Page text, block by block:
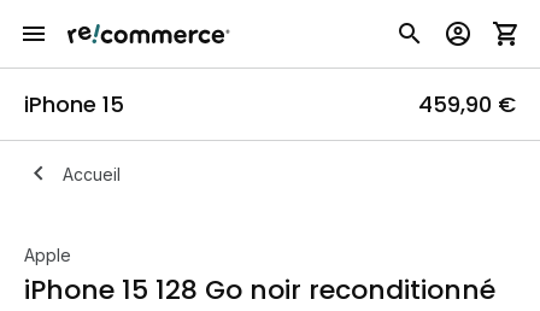
iPhone 15 459,90 €
Accueil
Apple
iPhone 15 128 Go noir reconditionné